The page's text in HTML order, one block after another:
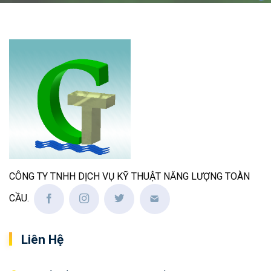
CÔNG TY TNHH DỊCH VỤ KỸ THUẬT NĂNG LƯỢNG TOÀN
CẦU.
Liên Hệ